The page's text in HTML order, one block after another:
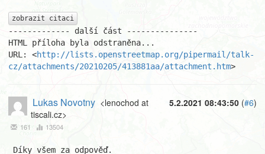
zobrazit citaci
------------- další část ---------------
HTML příloha byla odstraněna...
URL: <http://lists.openstreetmap.org/pipermail/talk-
cz/attachments/20210205/413881aa/attachment.htm>
5.2.2021 08:43:50 (#6)
Lukas Novotny <lenochod at
tiscali.cz>
161 13504